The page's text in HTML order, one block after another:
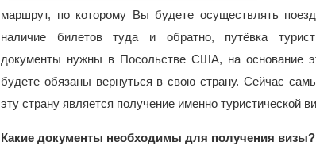
маршрут, по которому Вы будете осуществлять
наличие билетов туда и обратно, путёвка
документы нужны в Посольстве США, на основание
будете обязаны вернуться в свою страну. Сейчас
эту страну является получение именно туристической
Какие документы необходимы для получения визы?